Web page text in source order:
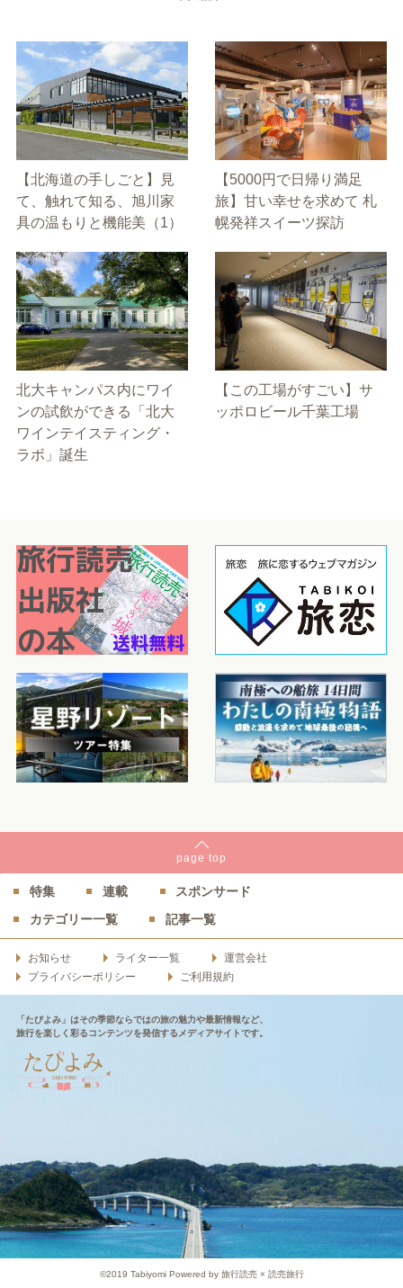
【北海道の手しごと】見
て、触れて知る、旭川家
具の温もりと機能美（1）
【5000円で日帰り満足
旅】甘い幸せを求めて 札
幌発祥スイーツ探訪
北大キャンパス内にワイ
ンの試飲ができる「北大
ワインテイスティング・
ラボ」誕生
【この工場がすごい】サ
ッポロビール千葉工場
page top
特集 連載
スポンサード
カテゴリー一覧
記事一覧
お知らせ ライター一覧
運営会社
プライバシーポリシー
ご利用規約
「たびよみ」はその季節ならではの旅の魅力や最新情報など、
旅行を楽しく彩るコンテンツを発信するメディアサイトです。
©2019 Tabiyomi Powered by 旅行読売 × 読売旅行